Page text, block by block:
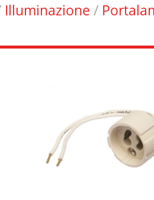
Illuminazione /